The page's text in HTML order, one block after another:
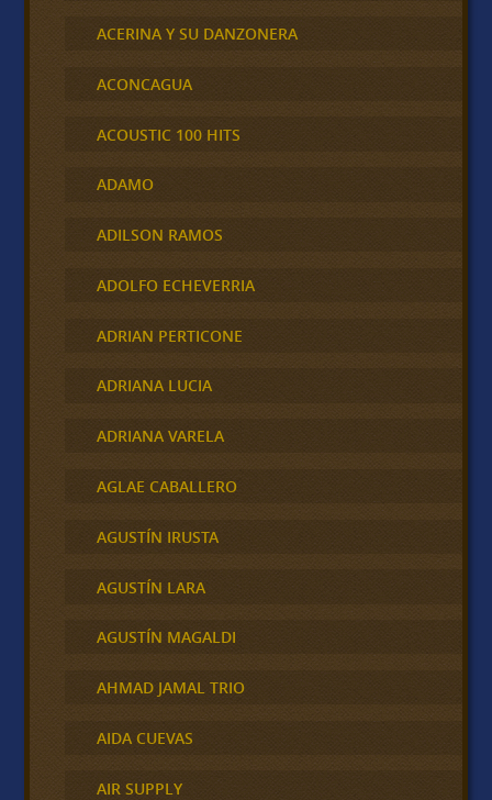
ACERINA Y SU DANZONERA
ACONCAGUA
ACOUSTIC 100 HITS
ADAMO
ADILSON RAMOS
ADOLFO ECHEVERRIA
ADRIAN PERTICONE
ADRIANA LUCIA
ADRIANA VARELA
AGLAE CABALLERO
AGUSTÍN IRUSTA
AGUSTÍN LARA
AGUSTÍN MAGALDI
AHMAD JAMAL TRIO
AIDA CUEVAS
AIR SUPPLY